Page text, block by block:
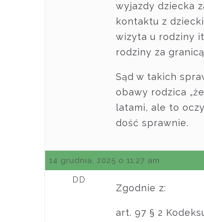
wyjazdy dziecka
kontaktu z
wizyta u rodziny
rodziny za
Sąd w takich
obawy rodzica
latami, ale to
dość sprawnie.
14 grudnia, 2025 o 11:27 am
DD
Zgodnie z:
art. 97 § 2